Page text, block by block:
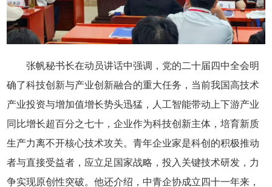
张帆秘书长在动员讲话中强调，党的二十届四中全会明
确了科技创新与产业创新融合的重大任务，当前我国高技术
产业投资与增加值增长势头迅猛，人工智能带动上下游产业
同比增长超百分之七十，企业作为科技创新主体，培育新质
生产力离不开核心技术攻关。青年企业家是科创的积极推动
者与直接受益者，应立足国家战略，投入关键技术研发，力
争实现原创性突破。他还介绍，中青企协成立四十一年来，